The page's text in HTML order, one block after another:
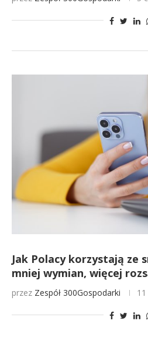
Jak Polacy korzystają ze
mniej wymian, więcej
przez Zespół 300Gospodarki